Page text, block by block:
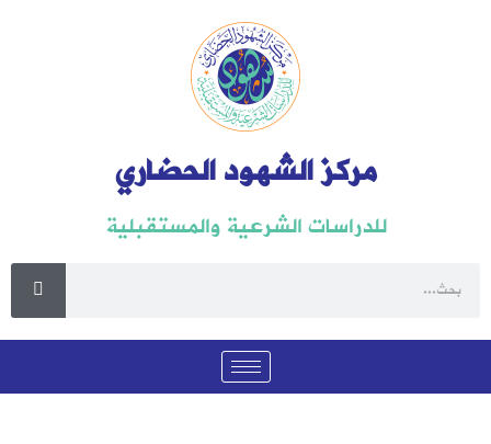
مركز الشهود الحضاري
للدراسات الشرعية والمستقبلية